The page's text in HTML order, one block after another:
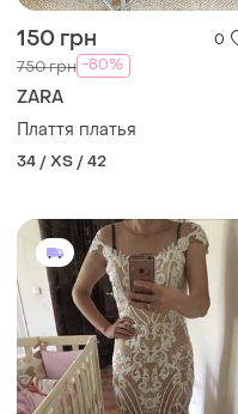
150 грн 0
750 грн -80%
ZARA
Плаття платья
34 / XS / 42